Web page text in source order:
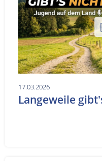
17.03.2026
Langeweile